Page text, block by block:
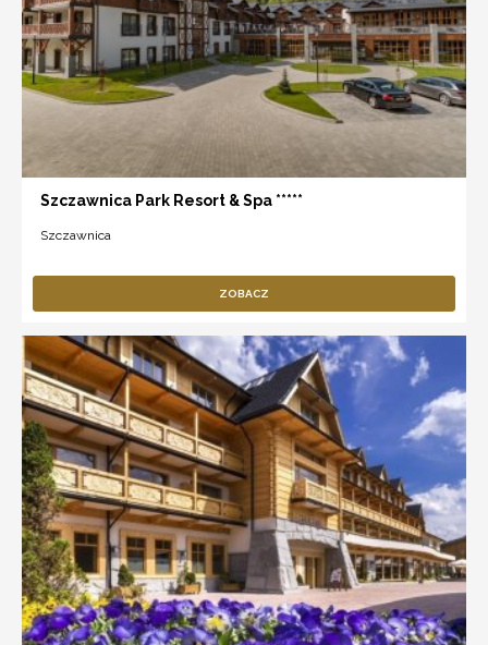
Szczawnica Park Resort & Spa *****
Szczawnica
ZOBACZ